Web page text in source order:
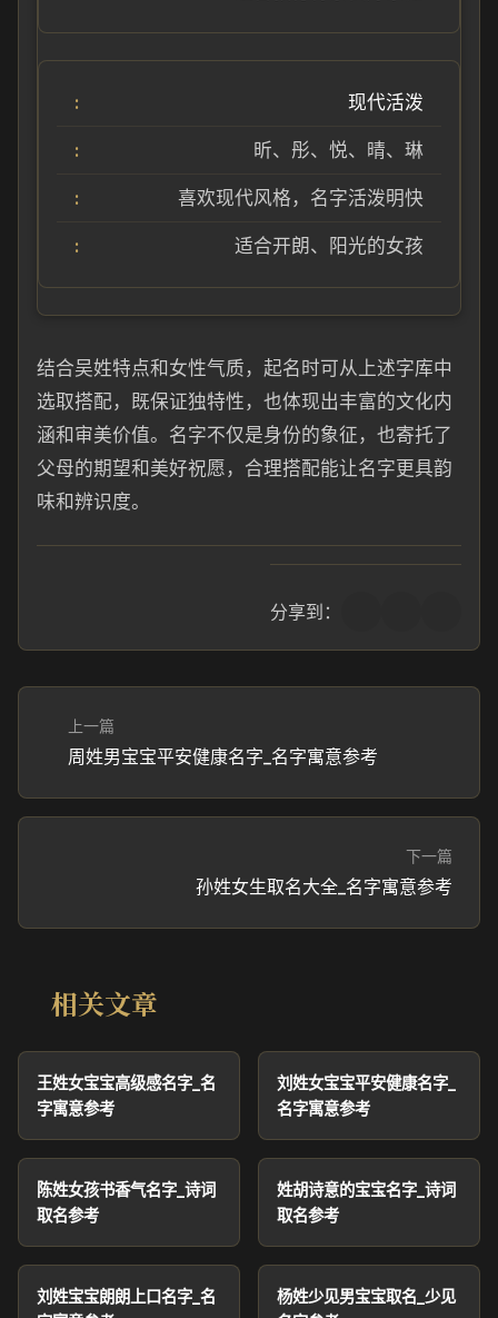
现代活泼
昕、彤、悦、晴、琳
喜欢现代风格，名字活泼明快
适合开朗、阳光的女孩
结合吴姓特点和女性气质，起名时可从上述字库中
选取搭配，既保证独特性，也体现出丰富的文化内
涵和审美价值。名字不仅是身份的象征，也寄托了
父母的期望和美好祝愿，合理搭配能让名字更具韵
味和辨识度。
分享到：
上一篇
周姓男宝宝平安健康名字_名字寓意参考
下一篇
孙姓女生取名大全_名字寓意参考
相关文章
王姓女宝宝高级感名字_名
字寓意参考
刘姓女宝宝平安健康名字_
名字寓意参考
陈姓女孩书香气名字_诗词
取名参考
姓胡诗意的宝宝名字_诗词
取名参考
刘姓宝宝朗朗上口名字_名
杨姓少见男宝宝取名_少见